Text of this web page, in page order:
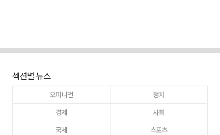
섹션별 뉴스
오피니언
정치
경제
사회
국제
스포츠